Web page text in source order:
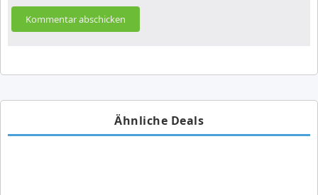
Ähnliche Deals